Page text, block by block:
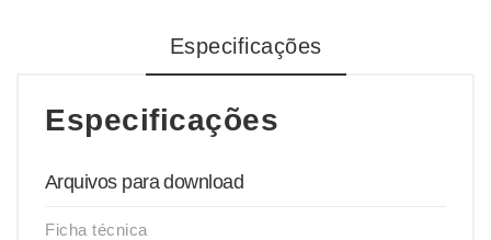
Especificações
Especificações
Arquivos para download
Ficha técnica